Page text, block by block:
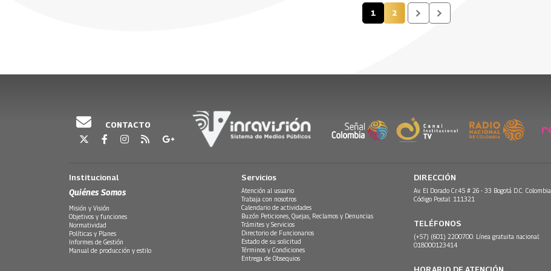
Systema Solar
la música en primera
persona.
Página actual
1 Página
2
CONTACTO
Institucional
Quiénes Somos
Misión y Visión
Objetivos y funciones
Normatividad
Políticas y Planes
Informes de Gestión
Manual de producción y estilo
Servicios
Atención al usuario
Trabaja con nosotros
Calendario de actividades
Buzón Peticiones, Quejas, Reclamos y Denuncias
Trámites y Servicios
Directorio de Funcionarios
Estado de su solicitud
Términos y Condiciones
Entrega de Obsequios
DIRECCIÓN
Av. El Dorado Cr.45 # 26 - 33 Bogotá D.C. Colombia.
Código Postal: 111321
TELÉFONOS
(+57) (601) 2200700. Línea gratuita nacional:
018000123414